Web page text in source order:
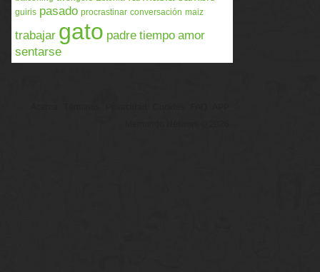
guiris pasado procrastinar conversación maiz
trabajar gato padre tiempo amor
sentarse